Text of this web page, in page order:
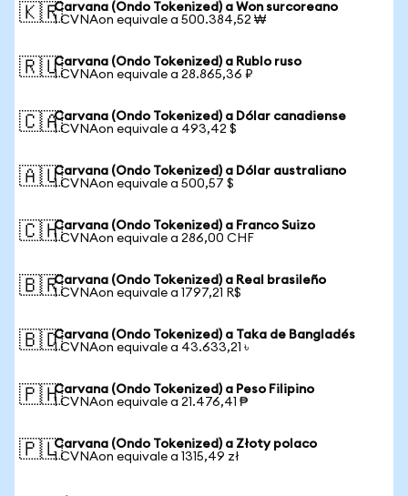
🇰🇷Carvana (Ondo Tokenized) a Won surcoreano
1 CVNAon equivale a 500.384,52 ₩
🇷🇺Carvana (Ondo Tokenized) a Rublo ruso
1 CVNAon equivale a 28.865,36 ₽
🇨🇦Carvana (Ondo Tokenized) a Dólar canadiense
1 CVNAon equivale a 493,42 $
🇦🇺Carvana (Ondo Tokenized) a Dólar australiano
1 CVNAon equivale a 500,57 $
🇨🇭Carvana (Ondo Tokenized) a Franco Suizo
1 CVNAon equivale a 286,00 CHF
🇧🇷Carvana (Ondo Tokenized) a Real brasileño
1 CVNAon equivale a 1797,21 R$
🇧🇩Carvana (Ondo Tokenized) a Taka de Bangladés
1 CVNAon equivale a 43.633,21 ৳
🇵🇭Carvana (Ondo Tokenized) a Peso Filipino
1 CVNAon equivale a 21.476,41 ₱
🇵🇱Carvana (Ondo Tokenized) a Złoty polaco
1 CVNAon equivale a 1315,49 zł